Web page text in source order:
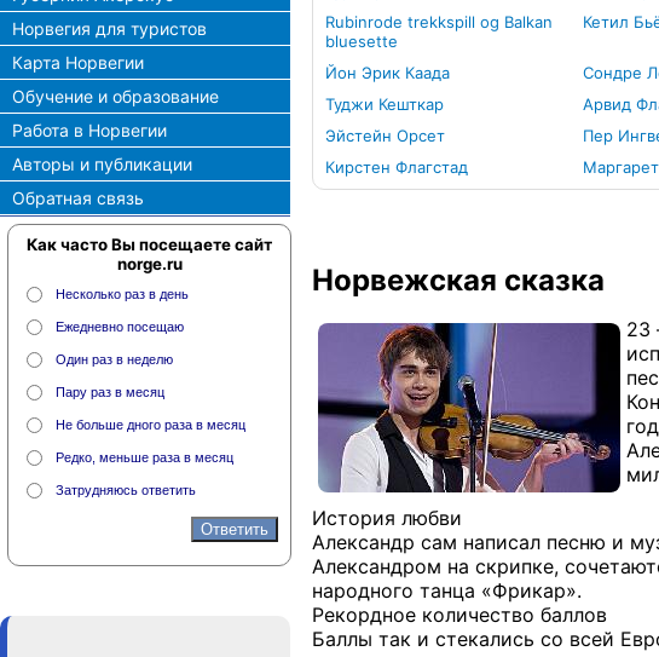
Норвегия для туристов
Карта Норвегии
Обучение и образование
Работа в Норвегии
Авторы и публикации
Обратная связь
Как часто Вы посещаете сайт
norge.ru
Несколько раз в день
Ежедневно посещаю
Один раз в неделю
Пару раз в месяц
Не больше дного раза в месяц
Редко, меньше раза в месяц
Затрудняюсь ответить
Rubinrode trekkspill og Balkan
bluesette
Кетил
Йон Эрик Каада Сондре
Туджи Кешткар
Арвид
Эйстейн Орсет
Пер
Кирстен Флагстад
Норвежская сказка
23
История любви
Александр сам написал песню и
Александром на скрипке,
народного танца «Фрикар».
Рекордное количество баллов
Баллы так и стекались со всей